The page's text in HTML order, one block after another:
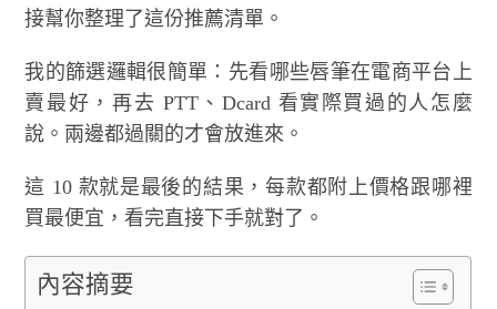
接幫你整理了這份推薦清單。
我的篩選邏輯很簡單：先看哪些唇筆在電商平台上
賣最好，再去 PTT、Dcard 看實際買過的人怎麼
說。兩邊都過關的才會放進來。
這 10 款就是最後的結果，每款都附上價格跟哪裡
買最便宜，看完直接下手就對了。
內容摘要